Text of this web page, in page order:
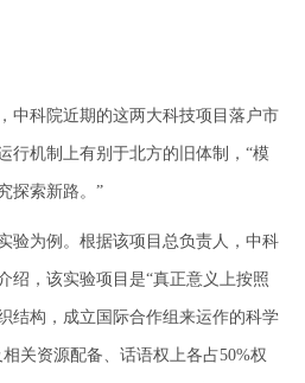
科院近期的这两大科技项目落户市
行机制上有别于北方的旧体制，“模
探索新路。”
为例。根据该项目总负责人，中科
绍，该实验项目是“真正意义上按照
结构，成立国际合作组来运作的科学
关资源配备、话语权上各占50%权